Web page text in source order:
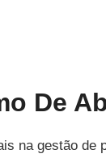
De
na gestão de